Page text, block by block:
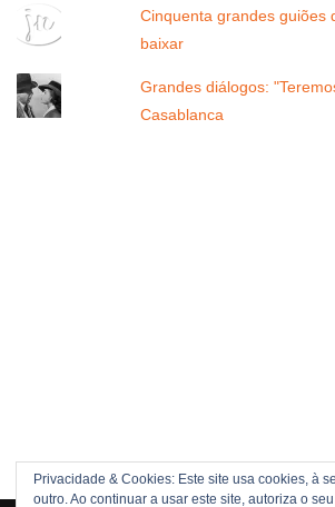
Cinquenta grandes guiões
baixar
Grandes diálogos:
Casablanca
Privacidade & Cookies: Este site usa cookies, à
outro. Ao continuar a usar este site, autoriza o